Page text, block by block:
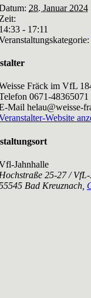
28. Januar 2024
Zeit:
14:33 - 17:11
Fräck im VfL
0671-48365071
Mail helau@weisse-
Website
Jahnhalle
Hochstraße 25-27 /
Bad Kreuznach